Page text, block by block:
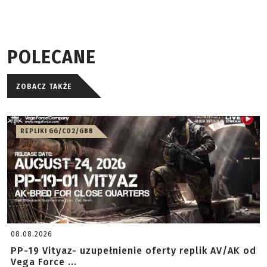
POLECANE
ZOBACZ TAKŻE
REPLIKI GG/CO2/GBB
08.08.2026
PP-19 Vityaz- uzupełnienie oferty replik AV/AK od
Vega Force ...